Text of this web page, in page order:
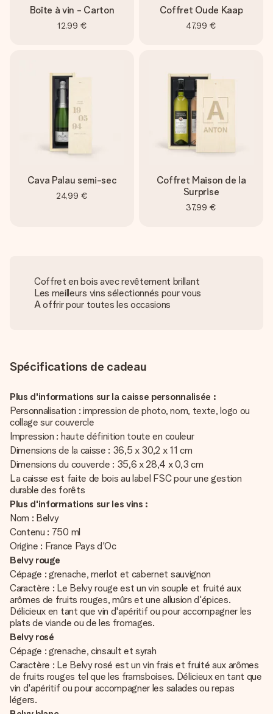
Boîte à vin - Carton
12,99 €
Coffret Oude Kaap
47,99 €
Cava Palau semi-sec
24,99 €
Coffret Maison de la
Surprise
37,99 €
Coffret en bois avec revêtement brillant
Les meilleurs vins sélectionnés pour vous
A offrir pour toutes les occasions
Spécifications de cadeau
Plus d'informations sur la caisse personnalisée :
Personnalisation : impression de photo, nom, texte, logo ou
collage sur couvercle
Impression : haute définition toute en couleur
Dimensions de la caisse : 36,5 x 30,2 x 11 cm
Dimensions du couvercle : 35,6 x 28,4 x 0,3 cm
La caisse est faite de bois au label FSC pour une gestion
durable des forêts
Plus d'informations sur les vins :
Nom : Belvy
Contenu : 750 ml
Origine : France Pays d'Oc
Belvy rouge
Cépage : grenache, merlot et cabernet sauvignon
Caractère : Le Belvy rouge est un vin souple et fruité aux
arômes de fruits rouges, mûrs et une allusion d'épices.
Délicieux en tant que vin d'apéritif ou pour accompagner les
plats de viande ou de les fromages.
Belvy rosé
Cépage : grenache, cinsault et syrah
Caractère : Le Belvy rosé est un vin frais et fruité aux arômes
de fruits rouges tel que les framsboises. Délicieux en tant que
vin d'apéritif ou pour accompagner les salades ou repas
légers.